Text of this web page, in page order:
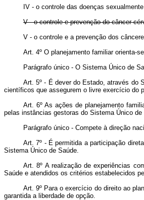
IV - o controle das doenças
V - o controle e prevenção do câncer
V - o controle e a prevenção dos
Art. 4º O planejamento familiar orienta-
Parágrafo único - O Sistema Único de
Art. 5º - É dever do Estado, através do
científicos que assegurem o livre exercício do
Art. 6º As ações de planejamento
pelas instâncias gestoras do Sistema Único de
Parágrafo único - Compete à direção
Art. 7º - É permitida a participação
Sistema Único de Saúde.
Art. 8º A realização de experiências
Saúde e atendidos os critérios estabelecidos
Art. 9º Para o exercício do direito ao
garantida a liberdade de opção.